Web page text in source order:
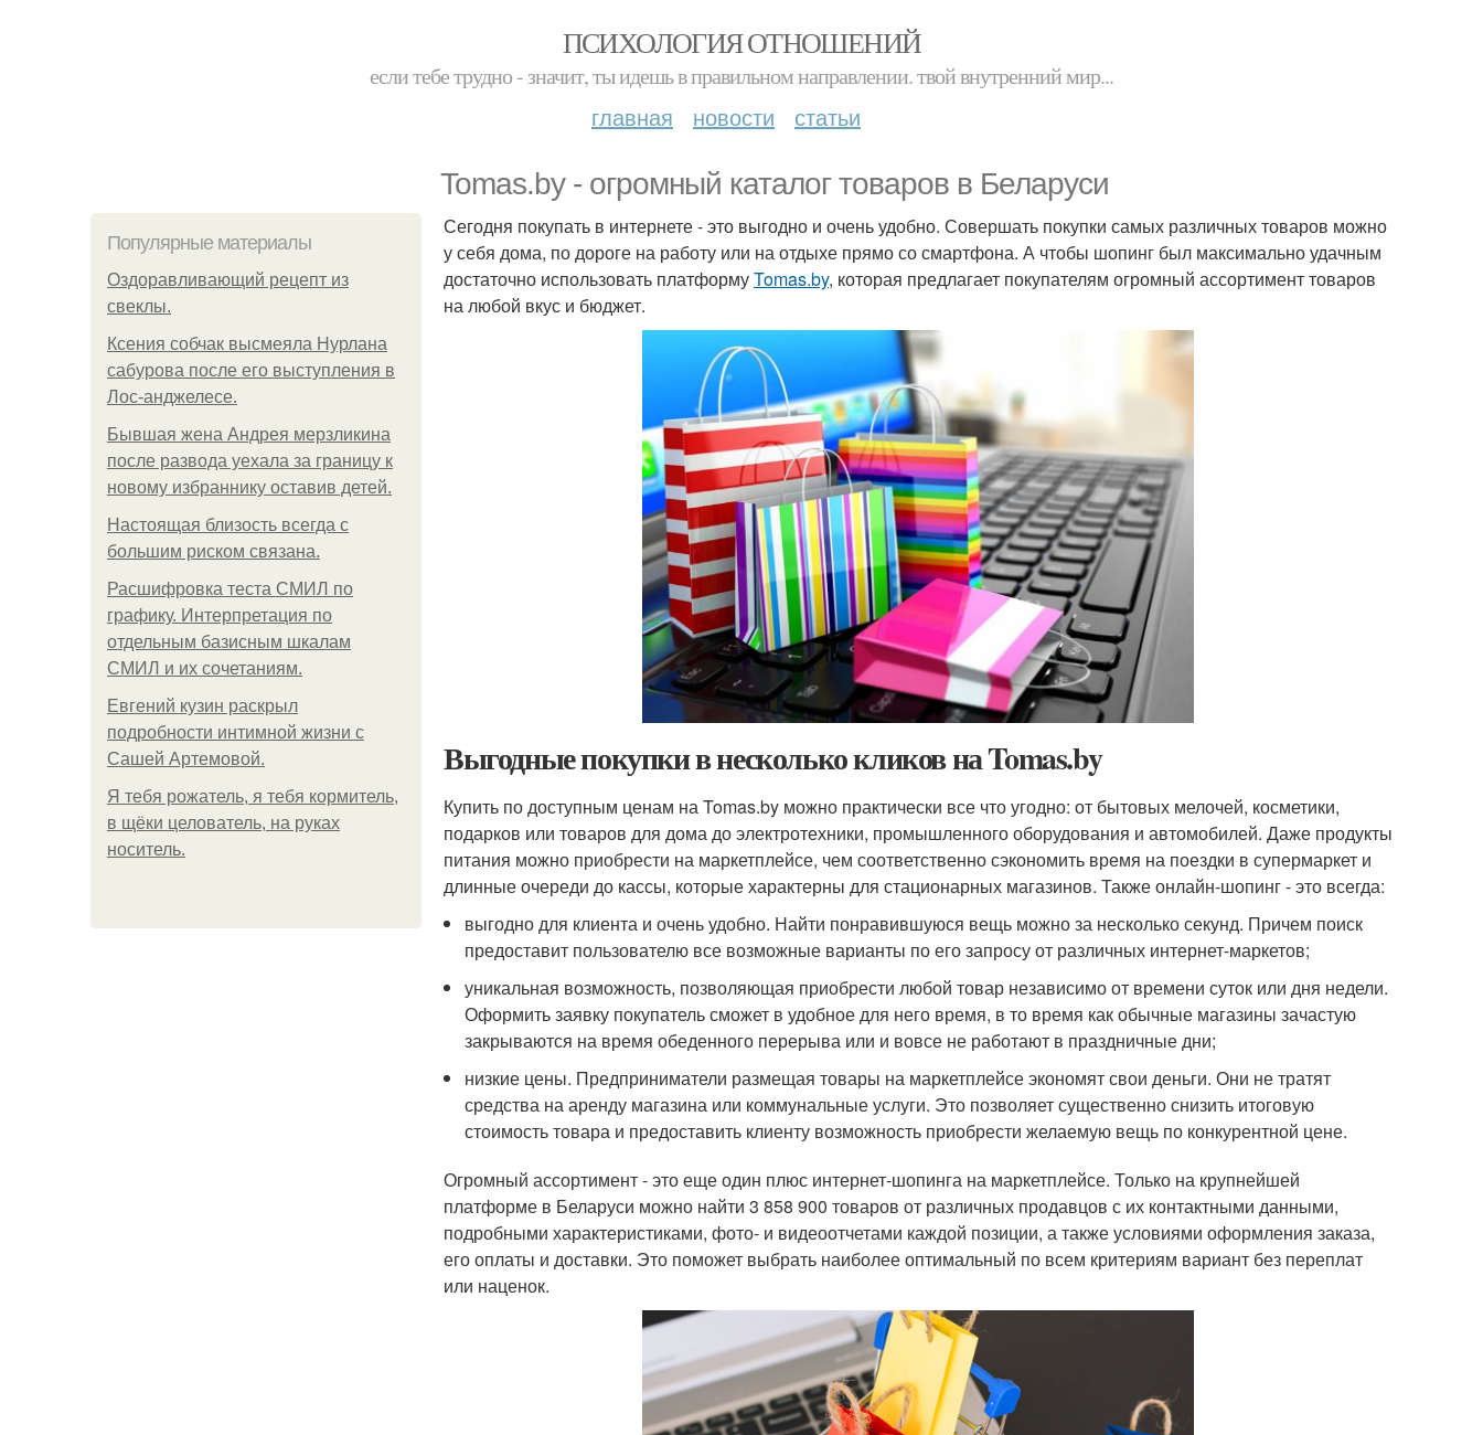
ПСИХОЛОГИЯ ОТНОШЕНИЙ
если тебе трудно - значит, ты идешь в правильном направлении. твой внутренний мир...
главная новости статьи
Tomas.by - огромный каталог товаров в Беларуси
Популярные материалы
Оздоравливающий рецепт из
свеклы.
Ксения собчак высмеяла Нурлана
сабурова после его выступления в
Лос-анджелесе.
Бывшая жена Андрея мерзликина
после развода уехала за границу к
новому избраннику оставив детей.
Hacтоящая близость всегда с
большим риском связана.
Расшифровка теста СМИЛ по
графику. Интерпретация по
отдельным базисным шкалам
СМИЛ и их сочетаниям.
Евгений кузин раскрыл
подробности интимной жизни с
Сашей Артемовой.
Я тебя рожатель, я тебя кормитель,
в щёки целователь, на руках
носитель.
Сегодня покупать в интернете - это выгодно и очень удобно. Совершать покупки самых различных товаров можно
у себя дома, по дороге на работу или на отдыхе прямо со смартфона. А чтобы шопинг был максимально удачным
достаточно использовать платформуTomas.by, которая предлагает покупателям огромный ассортимент товаров
на любой вкус и бюджет.
Выгодные покупки в несколько кликов на Tomas.by
Купить по доступным ценам на Tomas.by можно практически все что угодно: от бытовых мелочей, косметики,
подарков или товаров для дома до электротехники, промышленного оборудования и автомобилей. Даже продукты
питания можно приобрести на маркетплейсе, чем соответственно сэкономить время на поездки в супермаркет и
длинные очереди до кассы, которые характерны для стационарных магазинов. Также онлайн-шопинг - это всегда:
выгодно для клиента и очень удобно. Найти понравившуюся вещь можно за несколько секунд. Причем поиск
предоставит пользователю все возможные варианты по его запросу от различных интернет-маркетов;
уникальная возможность, позволяющая приобрести любой товар независимо от времени суток или дня недели.
Оформить заявку покупатель сможет в удобное для него время, в то время как обычные магазины зачастую
закрываются на время обеденного перерыва или и вовсе не работают в праздничные дни;
низкие цены. Предприниматели размещая товары на маркетплейсе экономят свои деньги. Они не тратят
средства на аренду магазина или коммунальные услуги. Это позволяет существенно снизить итоговую
стоимость товара и предоставить клиенту возможность приобрести желаемую вещь по конкурентной цене.
Огромный ассортимент - это еще один плюс интернет-шопинга на маркетплейсе. Только на крупнейшей
платформе в Беларуси можно найти 3 858 900 товаров от различных продавцов с их контактными данными,
подробными характеристиками, фото- и видеоотчетами каждой позиции, а также условиями оформления заказа,
его оплаты и доставки. Это поможет выбрать наиболее оптимальный по всем критериям вариант без переплат
или наценок.